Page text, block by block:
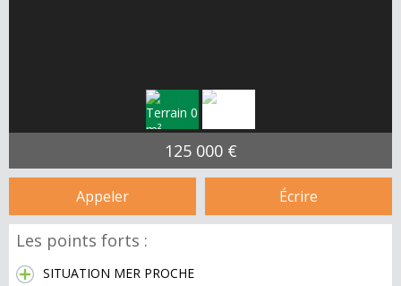
125 000 €
Appeler Écrire
Les points forts :
SITUATION MER PROCHE